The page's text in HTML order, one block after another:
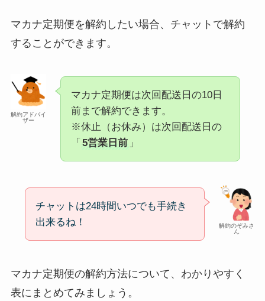
マカナ定期便を解約したい場合、チャットで解約
することができます。
解約アドバイ
ザー
マカナ定期便は次回配送日の10日
前まで解約できます。
※休止（お休み）は次回配送日の
「 5営業日前 」
解約のぞみさ
ん
チャットは24時間いつでも手続き
出来るね！
マカナ定期便の解約方法について、わかりやすく
表にまとめてみましょう。